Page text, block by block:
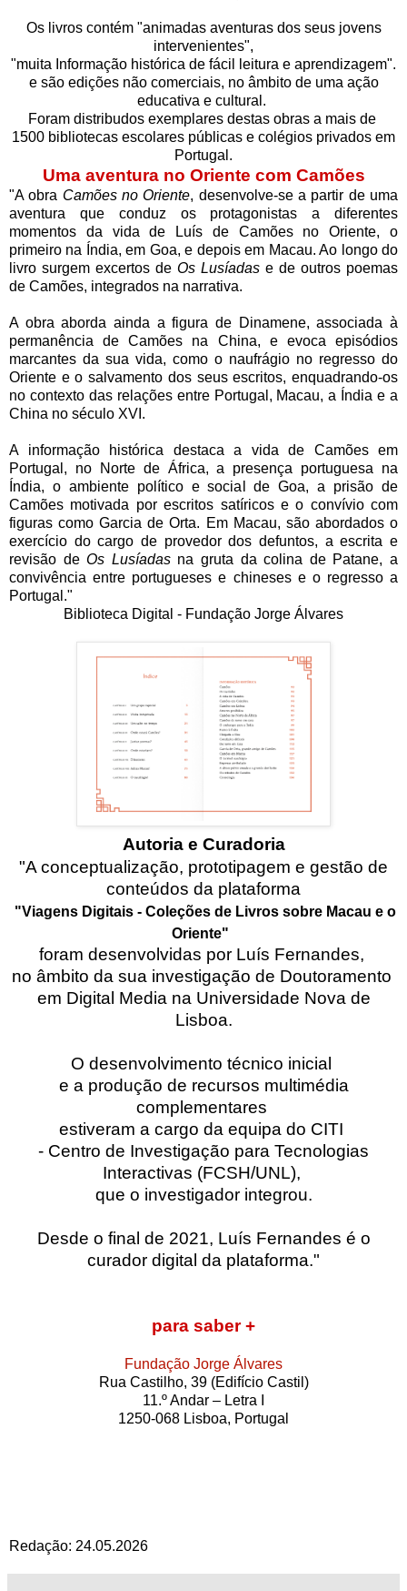
Os livros contém "animadas aventuras dos seus jovens
intervenientes",
"muita Informação histórica de fácil leitura e aprendizagem".
e são edições não comerciais, no âmbito de uma ação
educativa e cultural.
Foram distribudos exemplares destas obras a mais de
1500 bibliotecas escolares públicas e colégios privados em
Portugal.
Uma aventura no Oriente com Camões
"A obra Camões no Oriente, desenvolve-se a partir de uma
aventura que conduz os protagonistas a diferentes
momentos da vida de Luís de Camões no Oriente, o
primeiro na Índia, em Goa, e depois em Macau. Ao longo do
livro surgem excertos de Os Lusíadas e de outros poemas
de Camões, integrados na narrativa.
A obra aborda ainda a figura de Dinamene, associada à
permanência de Camões na China, e evoca episódios
marcantes da sua vida, como o naufrágio no regresso do
Oriente e o salvamento dos seus escritos, enquadrando-os
no contexto das relações entre Portugal, Macau, a Índia e a
China no século XVI.
A informação histórica destaca a vida de Camões em
Portugal, no Norte de África, a presença portuguesa na
Índia, o ambiente político e social de Goa, a prisão de
Camões motivada por escritos satíricos e o convívio com
figuras como Garcia de Orta. Em Macau, são abordados o
exercício do cargo de provedor dos defuntos, a escrita e
revisão deOs Lusíadasna gruta da colina de Patane, a
convivência entre portugueses e chineses e o regresso a
Portugal."
Biblioteca Digital - Fundação Jorge Álvares
Autoria e Curadoria
"A conceptualização, prototipagem e gestão de
conteúdos da plataforma
"Viagens Digitais - Coleções de Livros sobre Macau e o
Oriente"
foram desenvolvidas por Luís Fernandes,
no âmbito da sua investigação de Doutoramento
em Digital Media na Universidade Nova de
Lisboa.
O desenvolvimento técnico inicial
e a produção de recursos multimédia
complementares
estiveram a cargo da equipa do CITI
- Centro de Investigação para Tecnologias
Interactivas (FCSH/UNL),
que o investigador integrou.
Desde o final de 2021, Luís Fernandes é o
curador digital da plataforma."
para saber +
Fundação Jorge Álvares
Rua Castilho, 39 (Edifício Castil)
11.º Andar – Letra I
1250­‑068 Lisboa, Portugal
Redação: 24.05.2026